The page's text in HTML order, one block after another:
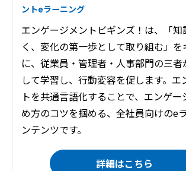
ントeラーニング
エンゲージメントビギンズ！は、「知
く、変化の第一歩として取り組む」を
に、従業員・管理者・人事部門の三者
して学習し、行動変容を促します。エ
トを共通言語化することで、エンゲー
め方のコツを掴める、全社員向けのe
ンテンツです。
詳細はこちら